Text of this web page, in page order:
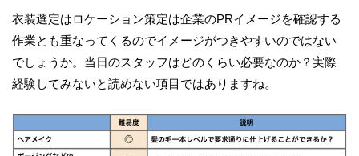
衣装選定はロケーション策定は企業のPRイメージを確認する
作業とも重なってくるのでイメージがつきやすいのではない
でしょうか。当日のスタッフはどのくらい必要なのか？実際
経験してみないと読めない項目ではありますね。